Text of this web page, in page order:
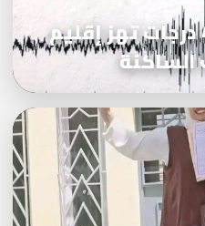
هزة أرضية بقوة 4.8 درجات تهز إقليم
الساكنة